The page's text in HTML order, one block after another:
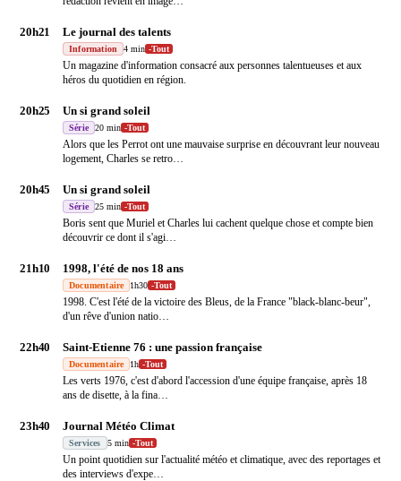
20h21 Le journal des talents
Information 4 min -Tout
Un magazine d'information consacré aux personnes talentueuses et aux
héros du quotidien en région.
20h25 Un si grand soleil
Série 20 min -Tout
Alors que les Perrot ont une mauvaise surprise en découvrant leur nouveau
logement, Charles se retro…
20h45 Un si grand soleil
Série 25 min -Tout
Boris sent que Muriel et Charles lui cachent quelque chose et compte bien
découvrir ce dont il s'agi…
21h10 1998, l'été de nos 18 ans
Documentaire 1h30 -Tout
1998. C'est l'été de la victoire des Bleus, de la France "black-blanc-beur",
d'un rêve d'union natio…
22h40 Saint-Etienne 76 : une passion française
Documentaire 1h -Tout
Les verts 1976, c'est d'abord l'accession d'une équipe française, après 18
ans de disette, à la fina…
23h40 Journal Météo Climat
Services 5 min -Tout
Un point quotidien sur l'actualité météo et climatique, avec des reportages et
des interviews d'expe…